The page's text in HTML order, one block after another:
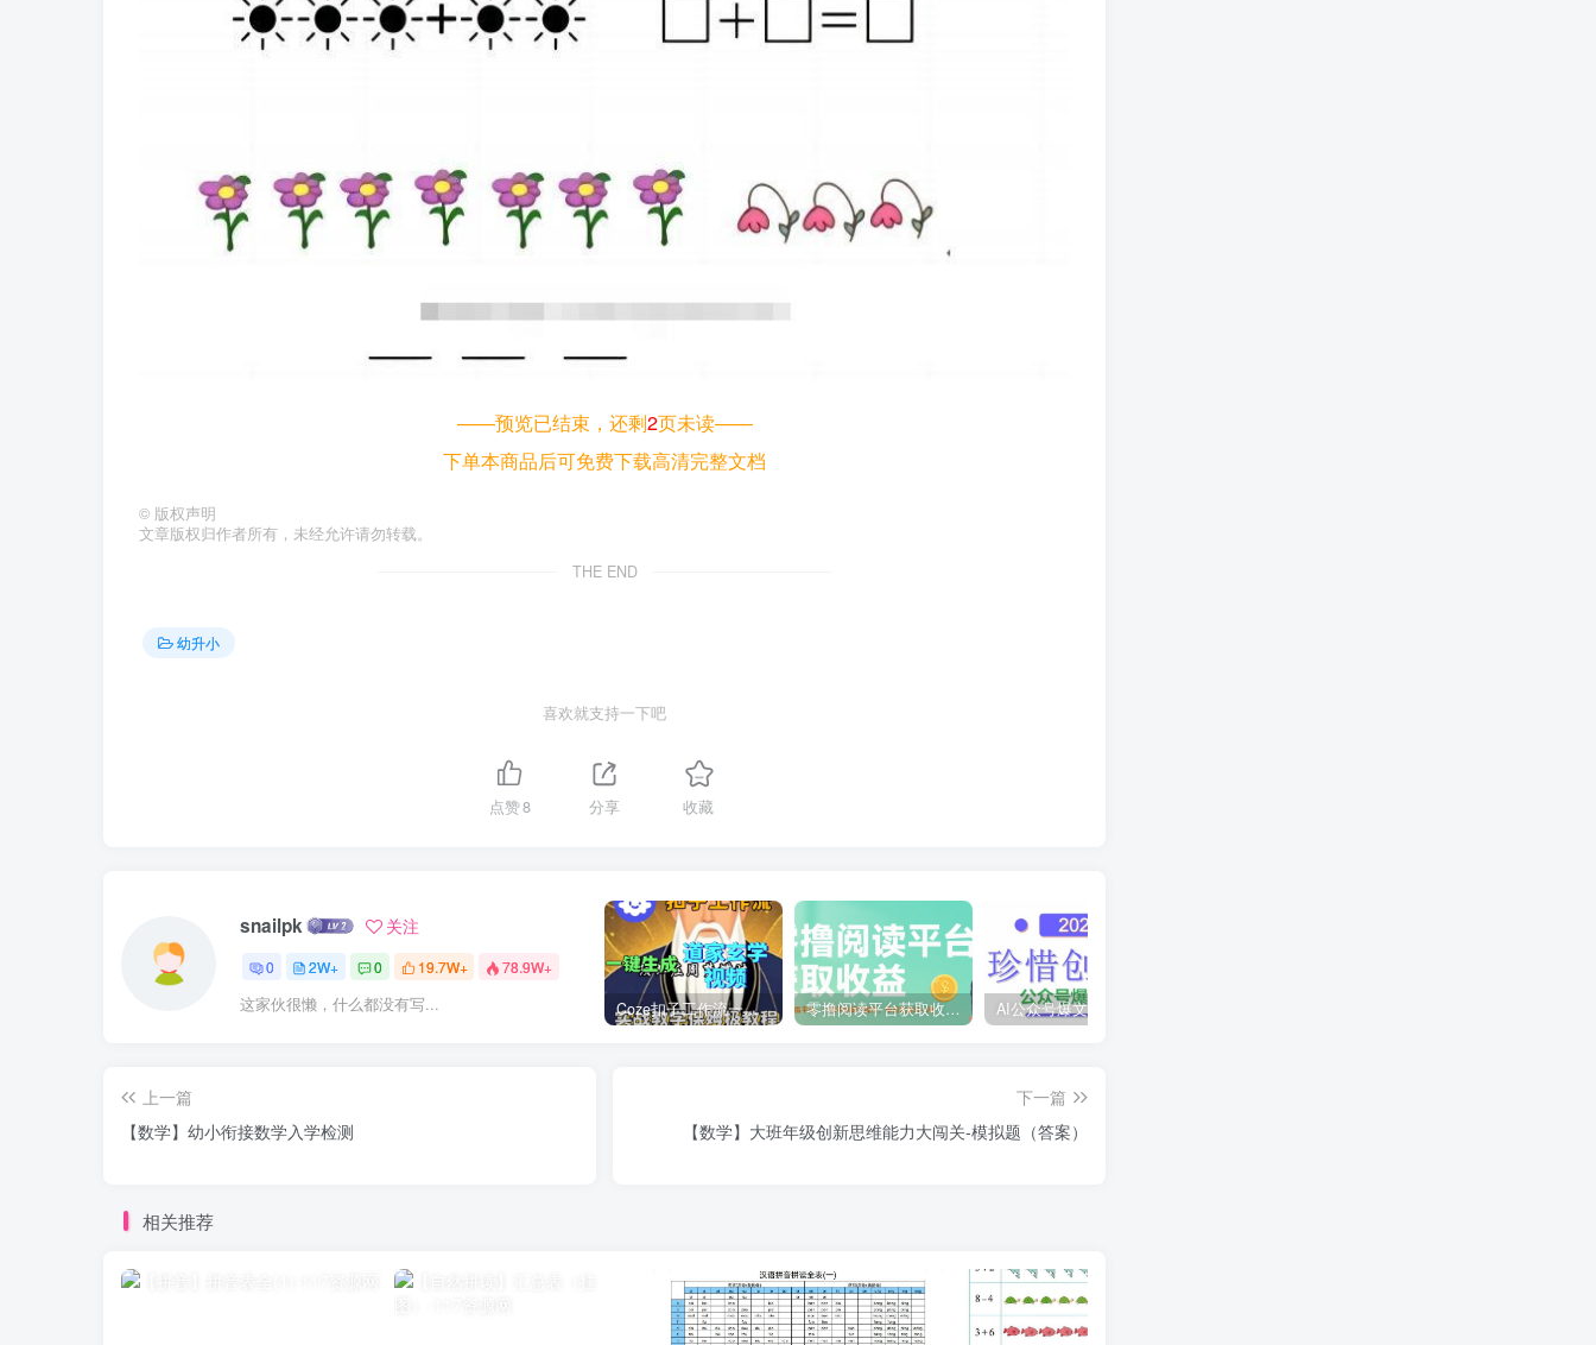
——预览已结束，还剩2页未读——
下单本商品后可免费下载高清完整文档
© 版权声明
文章版权归作者所有，未经允许请勿转载。
THE END
幼升小
喜欢就支持一下吧
点赞8 分享 收藏
snailpk 关注
0 2W+ 0 19.7W+ 78.9W+
这家伙很懒，什么都没有写... Coze扣子工作流一键生成道家玄学短视频，实战保姆级教程 零撸阅读平台获取收益，最新无门槛平台，一部手机即可操作，单日收益50-3张【揭秘】
上一篇
【数学】幼小衔接数学入学检测
下一篇
【数学】大班年级创新思维能力大闯关-模拟题（答案）
相关推荐